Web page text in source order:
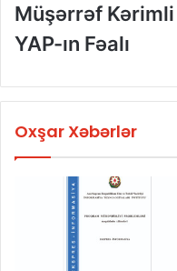
Müşərrəf Kərimli
YAP-ın Fəalı
Oxşar Xəbərlər